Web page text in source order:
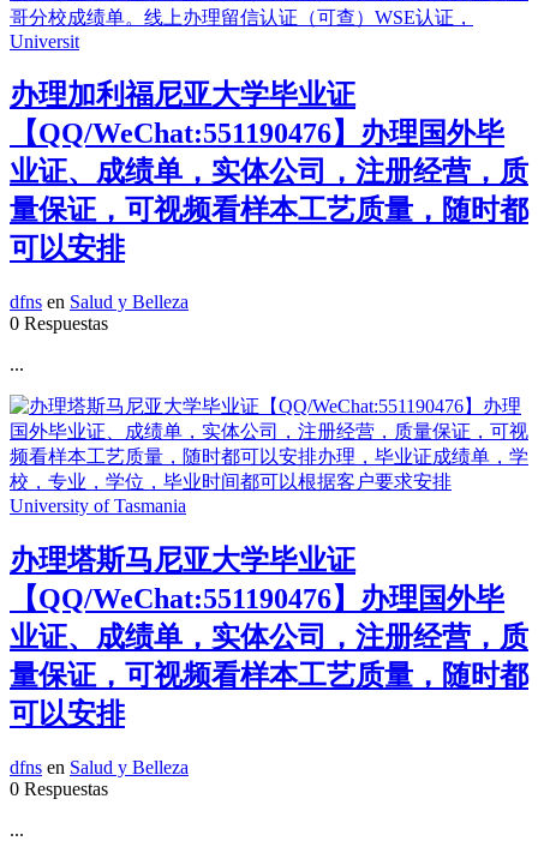
办理加利福尼亚大学毕业证
【QQ/WeChat:551190476】办理国外毕
业证、成绩单，实体公司，注册经营，质
量保证，可视频看样本工艺质量，随时都
可以安排
dfns en Salud y Belleza
0 Respuestas
...
办理塔斯马尼亚大学毕业证
【QQ/WeChat:551190476】办理国外毕
业证、成绩单，实体公司，注册经营，质
量保证，可视频看样本工艺质量，随时都
可以安排
dfns en Salud y Belleza
0 Respuestas
...